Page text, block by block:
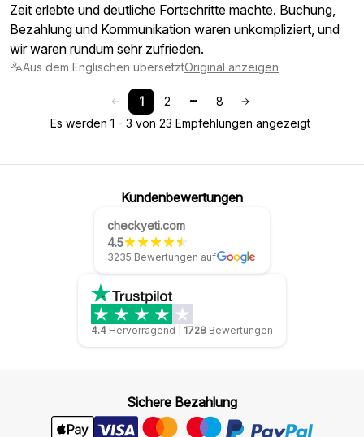
Zeit erlebte und deutliche Fortschritte machte. Buchung,
Bezahlung und Kommunikation waren unkompliziert, und
wir waren rundum sehr zufrieden.
Aus dem Englischen übersetztOriginal anzeigen
1 2
8
Es werden 1 - 3 von 23 Empfehlungen angezeigt
Kundenbewertungen
checkyeti.com
4.5
3235 Bewertungen auf
4.4 Hervorragend 1728 Bewertungen
Sichere Bezahlung